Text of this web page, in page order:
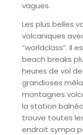
vagues.
Les plus belles
volcaniques
“worldclass”. Il
beach breaks
heures de vol
grandioses
montagnes
la station
trouve toutes
endroit sympa